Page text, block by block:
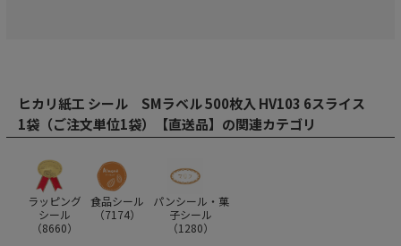
ヒカリ紙工 シール SMラベル 500枚入 HV103 6スライス
1袋（ご注文単位1袋）【直送品】の関連カテゴリ
ラッピング
シール
（8660）
食品シール
（7174）
パンシール・菓
子シール
（1280）